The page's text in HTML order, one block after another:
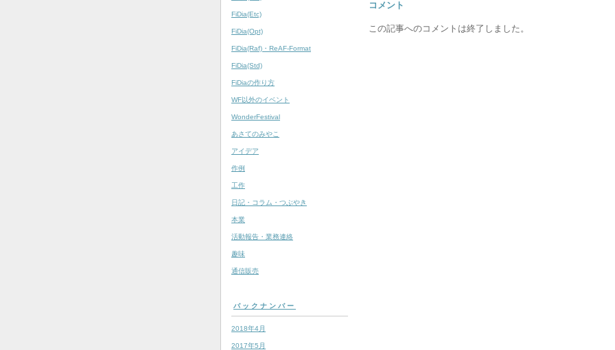
FiDia(Etc)
FiDia(Opt)
FiDia(Raf)・ReAF-Format
FiDia(Std)
FiDiaの作り方
WF以外のイベント
WonderFestival
あさてのみやこ
アイデア
作例
工作
日記・コラム・つぶやき
本業
活動報告・業務連絡
趣味
通信販売
バックナンバー
2018年4月
2017年5月
コメント
この記事へのコメントは終了しました。